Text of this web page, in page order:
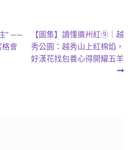
” ——
會
下
一
篇
【圖集】讀懂廣州紅⑨｜越
秀公園：越秀山上紅棉焰，
好漢花找包養心得開耀五羊